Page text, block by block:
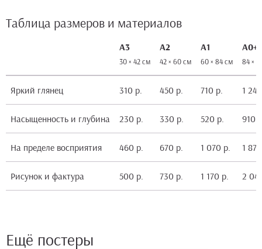
Таблица размеров и материалов
А3
30 × 42 см
А2
42 × 60 см
А1
60 × 84 см
А0+
84 ×
Яркий глянец 310 р. 450 р. 710 р. 1
Насыщенность и глубина 230 р. 330 р. 520 р. 910
На пределе восприятия 460 р. 670 р. 1 070 р. 1
Рисунок и фактура 500 р. 730 р. 1 170 р. 2
Ещё постеры